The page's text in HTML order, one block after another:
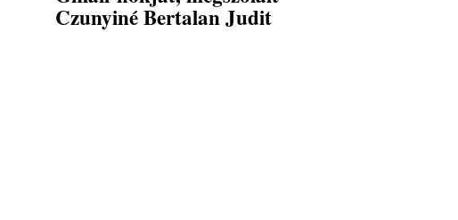
Czunyiné Bertalan Judit